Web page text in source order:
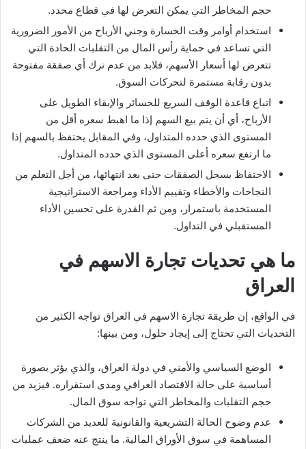
حجم المخاطر التي يمكن التعرض لها في قطاع محدد.
استخدام أوامر وقت الخسارة وجني الأرباح من الأمور الضرورية
التي تساعد في حماية رأس المال من التقلبات الحادة التي
تتعرض لها أسعار الأسهم، فلابد من عدم ترك أي صفقة مفتوحة
بدون رقابة مستمرة لتحركات السوق.
اتباع قاعدة الوقف السريع للخسائر والإبقاء الطويل على
الأرباح، أي أن يتم بيع السهم إذا ما اهبط سعره أقل من
المستوى الذي حدده المتداول، وفي المقابل يحتفظ بالسهم إذا
ما ارتفع سعره أعلى المستوى الذي حدده المتداول.
الاحتفاظ بسجل الصفقات حتى بعد انتهائها، من أجل التعلم من
النجاحات والأخطاء وتقييم الأداء ومراجعة الاستراتيجية
المستخدمة باستمرار، ومن ثم القدرة على تحسين الأداء
المستقبلي في التداول.
ما هي تحديات تجارة الاسهم في
العراق
في الواقع، إن طريقة تجارة الاسهم في العراق تواجه الكثير من
التحديات التي تحتاج إلى إيجاد حلول، ومن بينها:
الوضع السياسي والأمني في دولة العراق، والذي يؤثر بصورة
أساسية على حالة الاقتصاد العراقي ومدى استقراره. فيزيد من
حجم التقلبات والمخاطر التي تواجه سوق المال.
عدم وضوح الحالة التشريعية والقانونية للعديد من الشركات
المساهمة في سوق الأوراق المالية. ما ينتج عنه ضعف عمليات